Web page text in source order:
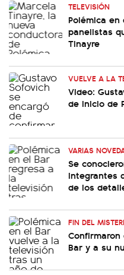
TELEVISIÓN
Polémica
panelistas
Tinayre
VUELVE A LA
Video:
de inicio de
VARIAS
Se
integrantes
de los
FIN DEL
Bar y a su